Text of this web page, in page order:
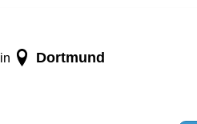
in Dortmund